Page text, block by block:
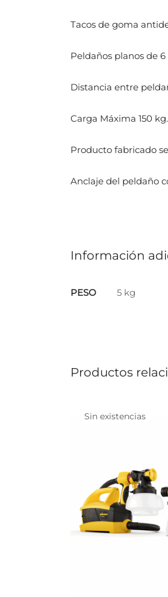
Tacos de goma
Peldaños planos de
Distancia entre
Carga Máxima 150 kg.
Producto fabricado
Anclaje del peldaño
Información
PESO 5 kg
Productos
Sin existencias